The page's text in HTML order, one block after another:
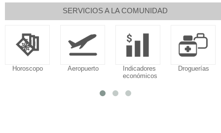
SERVICIOS A LA COMUNIDAD
Horoscopo Aeropuerto
Indicadores
económicos
Droguerías